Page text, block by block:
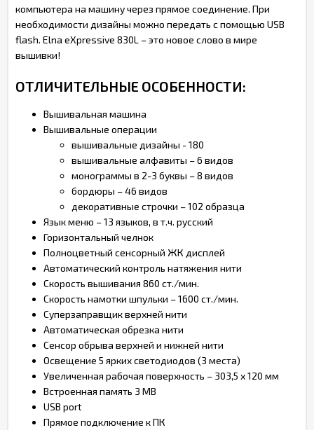
компьютера на машину через прямое соединение. При
необходимости дизайны можно передать с помощью USB
flash. Elna eXpressive 830L – это новое слово в мире
вышивки!
ОТЛИЧИТЕЛЬНЫЕ ОСОБЕННОСТИ:
Вышивальная машина
Вышивальные операции
вышивальные дизайны - 180
вышивальные алфавиты – 6 видов
монограммы в 2-3 буквы – 8 видов
бордюры – 46 видов
декоративные строчки – 102 образца
Язык меню – 13 языков, в т.ч. русский
Горизонтальный челнок
Полноцветный сенсорный ЖК дисплей
Автоматический контроль натяжения нити
Скорость вышивания 860 ст./мин.
Скорость намотки шпульки – 1600 ст./мин.
Суперзаправщик верхней нити
Автоматическая обрезка нити
Сенсор обрыва верхней и нижней нити
Освещение 5 ярких светодиодов (3 места)
Увеличенная рабочая поверхность – 303,5 х 120 мм
Встроенная память 3 MB
USB port
Прямое подключение к ПК